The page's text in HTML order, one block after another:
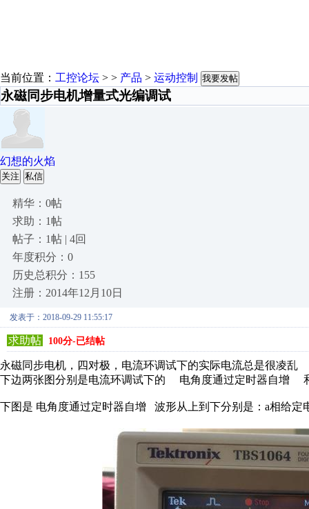
当前位置： 工控论坛 > > 产品 > 运动控制 我要发帖
永磁同步电机增量式光编调试
幻想的火焰
关注 私信
精华：0帖
求助：1帖
帖子：1帖 | 4回
年度积分：0
历史总积分：155
注册：2014年12月10日
发表于：2018-09-29 11:55:17
求助帖 100分-已结帖
永磁同步电机，四对极，电流环调试下的实际电流总是很凌乱
下边两张图分别是电流环调试下的 电角度通过定时器自增
下图是 电角度通过定时器自增 波形从上到下分别是：a相给定